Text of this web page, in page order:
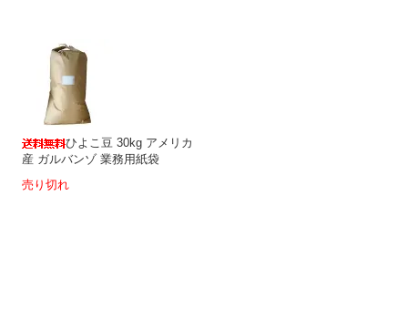
ひよこ豆 30kg アメリカ
産 ガルバンゾ 業務用紙袋
売り切れ